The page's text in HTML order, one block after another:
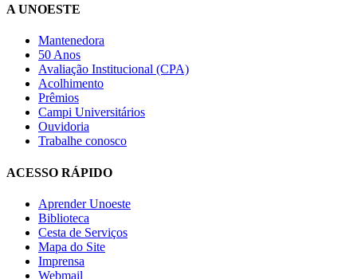
A UNOESTE
Mantenedora
50 Anos
Avaliação Institucional (CPA)
Acolhimento
Prêmios
Campi Universitários
Ouvidoria
Trabalhe conosco
ACESSO RÁPIDO
Aprender Unoeste
Biblioteca
Cesta de Serviços
Mapa do Site
Imprensa
Webmail